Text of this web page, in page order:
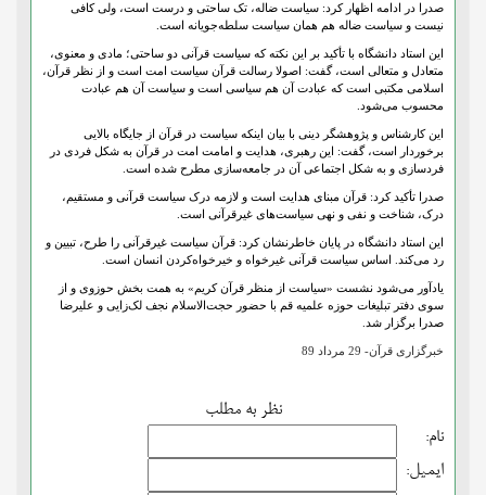
صدرا در ادامه اظهار کرد: سیاست ضاله، تک ساحتی و درست است، ولی کافی
نیست و سیاست ضاله هم همان سیاست سلطه‌جویانه است.
این استاد دانشگاه با تأکید بر این نکته که سیاست قرآنی دو ساحتی؛ مادی و معنوی،
متعادل و متعالی است، گفت: اصولا رسالت قرآن سیاست امت است و از نظر قرآن،
اسلامی مکتبی است که عبادت آن هم سیاسی است و سیاست آن هم عبادت
محسوب می‌شود.
این کارشناس و پژوهشگر دینی با بیان اینکه سیاست در قرآن از جایگاه بالایی
برخوردار است، گفت: این رهبری، هدایت و امامت امت در قرآن به شکل فردی در
فردسازی و به شکل اجتماعی آن در جامعه‌سازی مطرح شده است.
صدرا تأکید کرد: قرآن مبنای هدایت است و لازمه درک سیاست قرآنی و مستقیم،
درک، شناخت و نفی و نهی سیاست‌های غیرقرآنی است.
این استاد دانشگاه در پایان خاطرنشان کرد: قرآن سیاست غیرقرآنی را طرح، تبیین و
رد می‌کند. اساس سیاست قرآنی غیرخواه و خیرخواه‌کردن انسان است.
یادآور می‌شود نشست «سیاست از منظر قرآن کریم» به همت بخش حوزوی و از
سوی دفتر تبلیغات حوزه علمیه قم با حضور حجت‌الاسلام نجف لک‌زایی و علیرضا
صدرا برگزار شد.
خبرگزاری قرآن- 29 مرداد 89
نظر به مطلب
نام:
ایمیل: